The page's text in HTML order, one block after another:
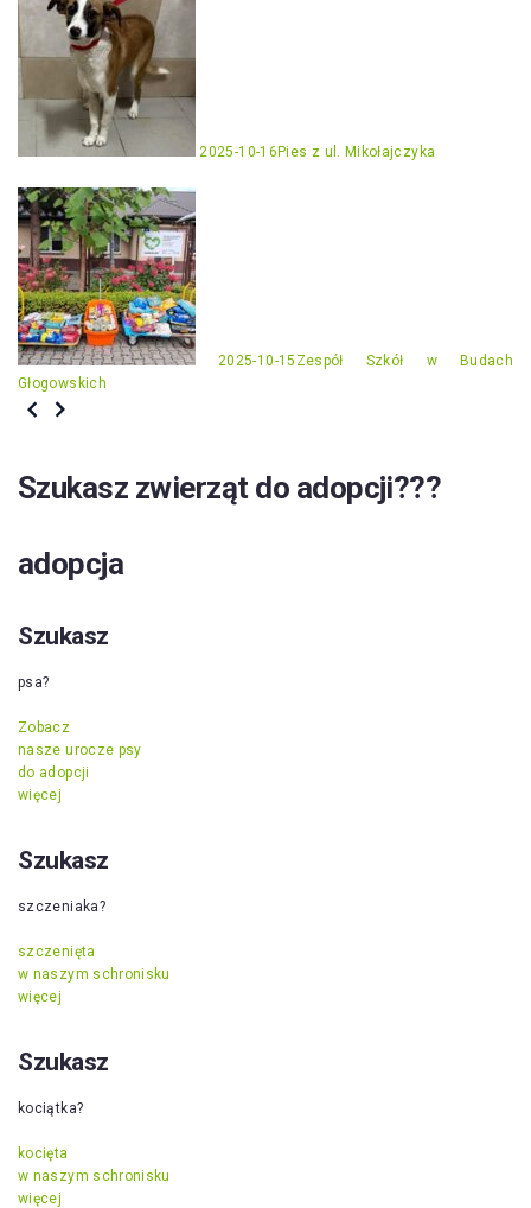
2025-10-16 Pies z ul. Mikołajczyka
2025-10-15 Zespół Szkół w Budach
Głogowskich
Szukasz zwierząt do adopcji???
adopcja
Szukasz
psa?
Zobacz
nasze urocze psy
do adopcji
więcej
Szukasz
szczeniaka?
szczenięta
w naszym schronisku
więcej
Szukasz
kociątka?
kocięta
w naszym schronisku
więcej